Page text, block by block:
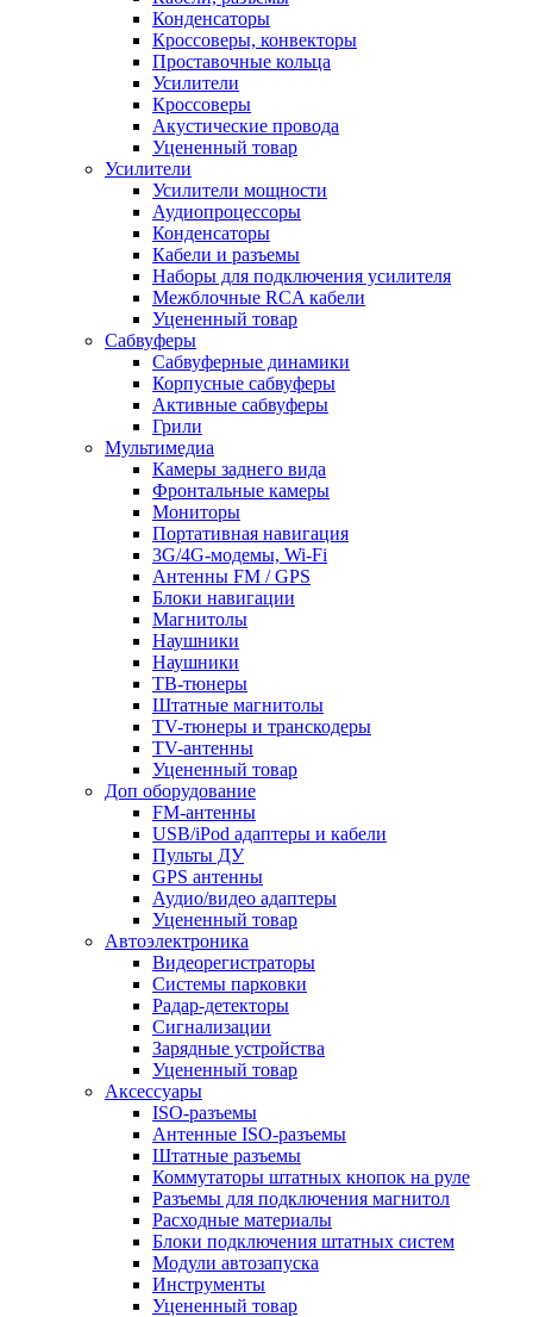
Конденсаторы
Кроссоверы, конвекторы
Проставочные кольца
Усилители
Кроссоверы
Акустические провода
Уцененный товар
Усилители
Усилители мощности
Аудиопроцессоры
Конденсаторы
Кабели и разъемы
Наборы для подключения усилителя
Межблочные RCA кабели
Уцененный товар
Сабвуферы
Сабвуферные динамики
Корпусные сабвуферы
Активные сабвуферы
Грили
Мультимедиа
Камеры заднего вида
Фронтальные камеры
Мониторы
Портативная навигация
3G/4G-модемы, Wi-Fi
Антенны FM / GPS
Блоки навигации
Магнитолы
Наушники
Наушники
ТВ-тюнеры
Штатные магнитолы
TV-тюнеры и транскодеры
TV-антенны
Уцененный товар
Доп оборудование
FM-антенны
USB/iPod адаптеры и кабели
Пульты ДУ
GPS антенны
Аудио/видео адаптеры
Уцененный товар
Автоэлектроника
Видеорегистраторы
Системы парковки
Радар-детекторы
Сигнализации
Зарядные устройства
Уцененный товар
Аксессуары
ISO-разъемы
Антенные ISO-разъемы
Штатные разъемы
Коммутаторы штатных кнопок на руле
Разъемы для подключения магнитол
Расходные материалы
Блоки подключения штатных систем
Модули автозапуска
Инструменты
Уцененный товар